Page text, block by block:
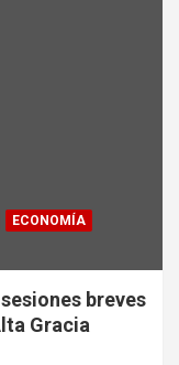
ECONOMÍA
breves
Gracia